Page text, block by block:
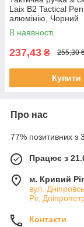
Laix B2 Tactical
алюмінію, Чорний
В наявності
237,43 ₴ 255,30
Купити
Про нас
77% позитивних з
Працює з
м. Кривий Ріг
вул.
Ріг,
Контакти